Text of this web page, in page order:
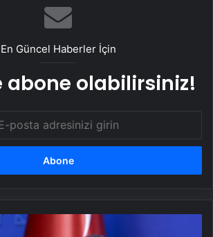
Düzensizliği Çağında Türk Dış
Hakan Fidan Faktörü
En Güncel Haberler İçin
abone olabilirsiniz!